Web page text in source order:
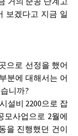
보겠다고 지금 일
으로 선정을 했어
분에 대해서는 어
니까?
설비 2200으로 잡
모사업으로 2월에
을 진행했던 건이